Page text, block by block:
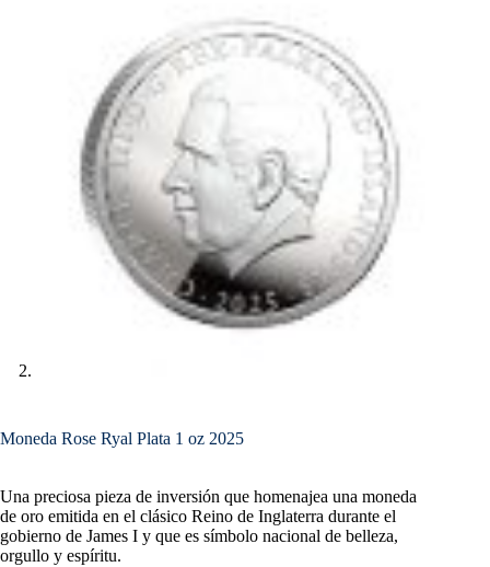
Moneda Rose Ryal Plata 1 oz 2025
Una preciosa pieza de inversión que homenajea una moneda
de oro emitida en el clásico Reino de Inglaterra durante el
gobierno de James I y que es símbolo nacional de belleza,
orgullo y espíritu.